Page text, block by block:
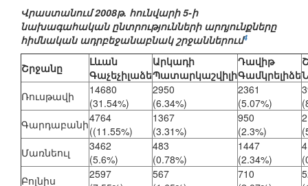
Վրաստանում 2008թ. հունվարի 5-ի
նախագահական ընտրությունների արդյունքները
հիմնական ադրբեջանաբնակ շրջաններում4
Շրջանը
Լևան
Գաչեչիլաձե
Արկադի
Պատարկաշվիլի
Դավիթ
Գամկրելիձե
Ռուսթավի
14680
(31.54%)
2950
(6.34%)
2361
(5.07%)
Գարդաբանի4764
((11.55%)
1367
(3.31%)
950
(2.3%)
Մառնեուլ
3462
(5.6%)
483
(0.78%)
1447
(2.34%)
Բոլնիս
2597
567
710